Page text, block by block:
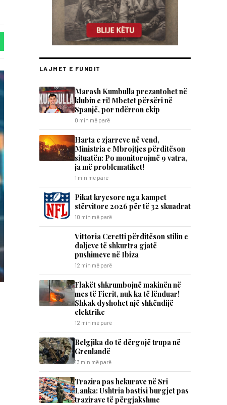
LAJMET E FUNDIT
Marash Kumbulla prezantohet në
klubin e ri! Mbetet përsëri në
Spanjë, por ndërron ekip
0 min më parë
Harta e zjarreve në vend,
Ministria e Mbrojtjes përditëson
situatën: Po monitorojmë 9 vatra,
ja më problematiket!
1 min më parë
Pikat kryesore nga kampet
stërvitore 2026 për të 32 skuadrat
10 min më parë
Vittoria Ceretti përditëson stilin e
daljeve të shkurtra gjatë
pushimeve në Ibiza
12 min më parë
Flakët shkrumbojnë makinën në
mes të Fierit, nuk ka të lënduar!
Shkak dyshohet një shkëndijë
elektrike
12 min më parë
Belgjika do të dërgojë trupa në
Grenlandë
13 min më parë
Trazira pas hekurave në Sri
Lanka: Ushtria bastisi burgjet pas
trazirave të përgjakshme